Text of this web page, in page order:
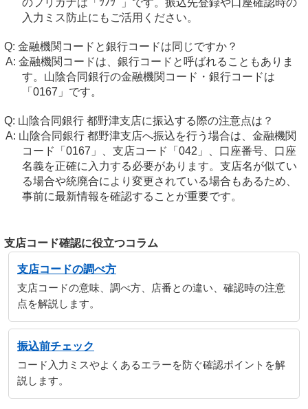
のフリガナは「ﾂﾉﾂﾞ」です。振込先登録や口座確認時の
入力ミス防止にもご活用ください。
金融機関コードと銀行コードは同じですか？
金融機関コードは、銀行コードと呼ばれることもありま
す。山陰合同銀行の金融機関コード・銀行コードは
「0167」です。
山陰合同銀行 都野津支店に振込する際の注意点は？
山陰合同銀行 都野津支店へ振込を行う場合は、金融機関
コード「0167」、支店コード「042」、口座番号、口座
名義を正確に入力する必要があります。支店名が似てい
る場合や統廃合により変更されている場合もあるため、
事前に最新情報を確認することが重要です。
支店コード確認に役立つコラム
支店コードの調べ方
支店コードの意味、調べ方、店番との違い、確認時の注意
点を解説します。
振込前チェック
コード入力ミスやよくあるエラーを防ぐ確認ポイントを解
説します。